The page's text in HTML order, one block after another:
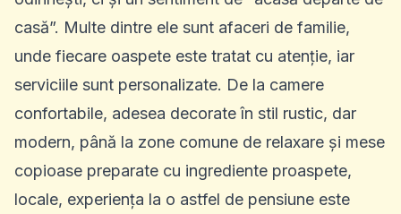
casă”. Multe dintre ele sunt afaceri de familie,
unde fiecare oaspete este tratat cu atenție, iar
serviciile sunt personalizate. De la camere
confortabile, adesea decorate în stil rustic, dar
modern, până la zone comune de relaxare și mese
copioase preparate cu ingrediente proaspete,
locale, experiența la o astfel de pensiune este